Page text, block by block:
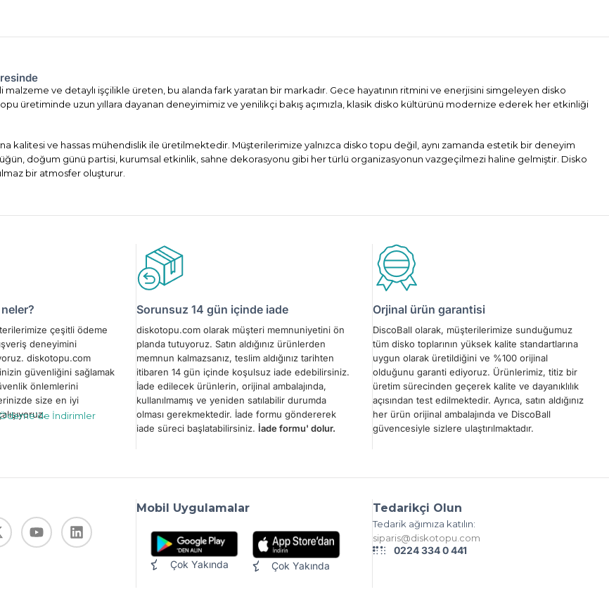
ve detaylı işçilikle üreten, bu alanda fark yaratan bir markadır. Gece hayatının ritmini ve enerjisini simgeleyen disko
topu üretiminde uzun yıllara dayanan deneyimimiz ve yenilikçi bakış açımızla, klasik disko kültürünü modernize ederek her etkinliği
kalitesi ve hassas mühendislik ile üretilmektedir. Müşterilerimize yalnızca disko topu değil, aynı zamanda estetik bir deneyim
doğum günü partisi, kurumsal etkinlik, sahne dekorasyonu gibi her türlü organizasyonun vazgeçilmezi haline gelmiştir. Disko
bir atmosfer oluşturur.
çeşitli ödeme
deneyimini
diskotopu.com
güvenliğini sağlamak
önlemlerini
size en iyi
İndirimler
Sorunsuz 14 gün içinde iade
diskotopu.com olarak müşteri memnuniyetini ön
planda tutuyoruz. Satın aldığınız ürünlerden
memnun kalmazsanız, teslim aldığınız tarihten
itibaren 14 gün içinde koşulsuz iade edebilirsiniz.
İade edilecek ürünlerin, orijinal ambalajında,
kullanılmamış ve yeniden satılabilir durumda
olması gerekmektedir. İade formu göndererek
iade süreci başlatabilirsiniz. İade formu' dolur.
Orjinal ürün garantisi
DiscoBall olarak, müşterilerimize sunduğumuz
tüm disko toplarının yüksek kalite standartlarına
uygun olarak üretildiğini ve %100 orijinal
olduğunu garanti ediyoruz. Ürünlerimiz, titiz bir
üretim sürecinden geçerek kalite ve dayanıklılık
açısından test edilmektedir. Ayrıca, satın aldığınız
her ürün orijinal ambalajında ve DiscoBall
güvencesiyle sizlere ulaştırılmaktadır.
Mobil Uygulamalar
Çok Yakında Çok Yakında
Tedarikçi Olun
Tedarik ağımıza katılın:
siparis@diskotopu.com
0224 334 0 441